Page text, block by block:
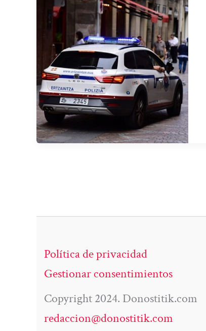
Política de privacidad
Gestionar consentimientos
Copyright 2024. Donostitik.com
redaccion@donostitik.com